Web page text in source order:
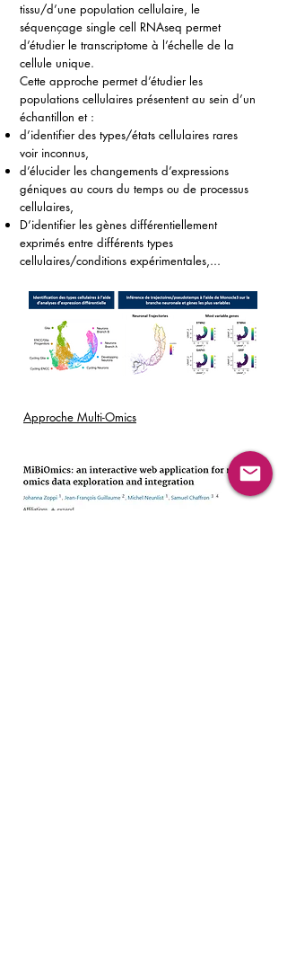
tissu/d’une population cellulaire, le
séquençage single cell RNAseq permet
d’étudier le transcriptome à l’échelle de la
cellule unique.
Cette approche permet d’étudier les
populations cellulaires présentent au sein d’un
échantillon et :
d’identifier des types/états cellulaires rares
voir inconnus,
d’élucider les changements d’expressions
géniques au cours du temps ou de processus
cellulaires,
D’identifier les gènes différentiellement
exprimés entre différents types
cellulaires/conditions expérimentales,...
Approche Multi-Omics